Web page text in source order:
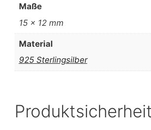
Maße
15 × 12 mm
Material
925 Sterlingsilber
Produktsicherheit